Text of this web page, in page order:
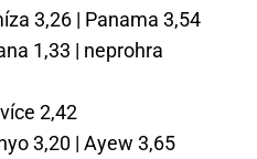
3,26 | Panama 3,54
1,33 | neprohra
2,42
3,20 | Ayew 3,65